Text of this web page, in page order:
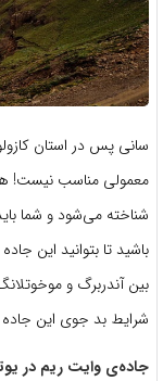
سانی پس در استان
معمولی مناسب نیست!
شناخته می‌شود و شما
بین آندربرگ و
شرایط بد جوی این
جاده‌ی وایت ریم در